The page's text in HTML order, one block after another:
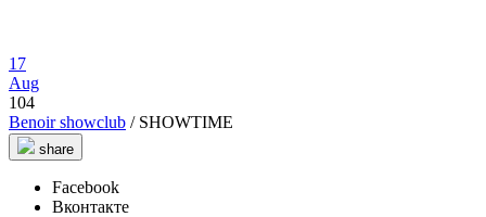
17
Aug
104
Benoir showclub / SHOWTIME
share
Facebook
Вконтакте